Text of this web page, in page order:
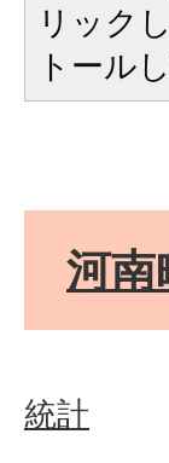
リック
トール
河南
統計